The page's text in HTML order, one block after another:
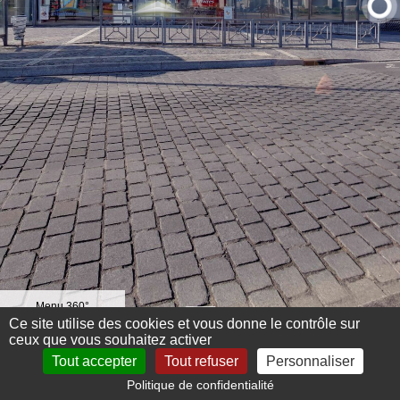
Menu 360°
Ce site utilise des cookies et vous donne le contrôle sur
ceux que vous souhaitez activer
Tout accepter
Tout refuser Personnaliser
Politique de confidentialité